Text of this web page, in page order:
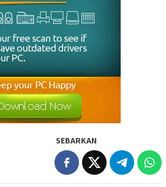
SEBARKAN